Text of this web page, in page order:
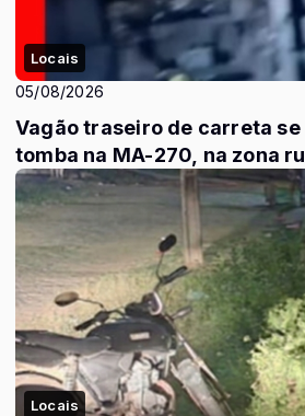
Locais
05/08/2026
Vagão traseiro de carreta
tomba na MA-270, na zona
Locais